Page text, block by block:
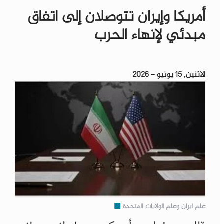
أمريكا وإيران تتوصلان إلى اتفاق
مبدئي لإنهاء الحرب
الاثنين, 15 يونيو - 2026
علم ايران وعلم الولايات المتحدة